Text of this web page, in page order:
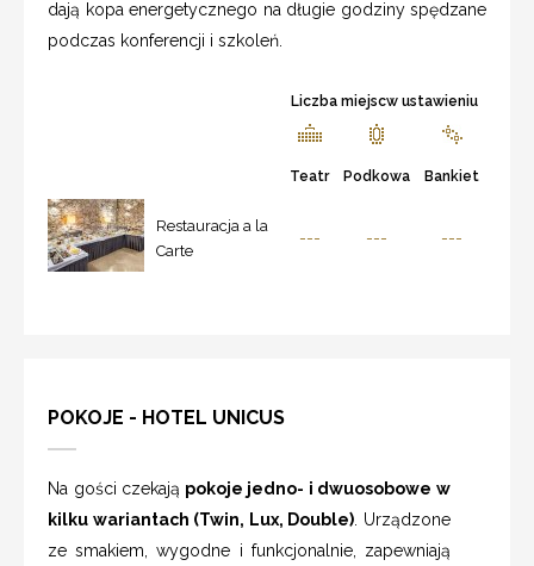
dają kopa energetycznego na długie godziny spędzane
podczas konferencji i szkoleń.
Liczba miejscw ustawieniu
Teatr Podkowa Bankiet
Restauracja a la
Carte
--- --- ---
POKOJE - HOTEL UNICUS
Na gości czekają pokoje jedno- i dwuosobowe w
kilku wariantach (Twin, Lux, Double) . Urządzone
ze smakiem, wygodne i funkcjonalnie, zapewniają